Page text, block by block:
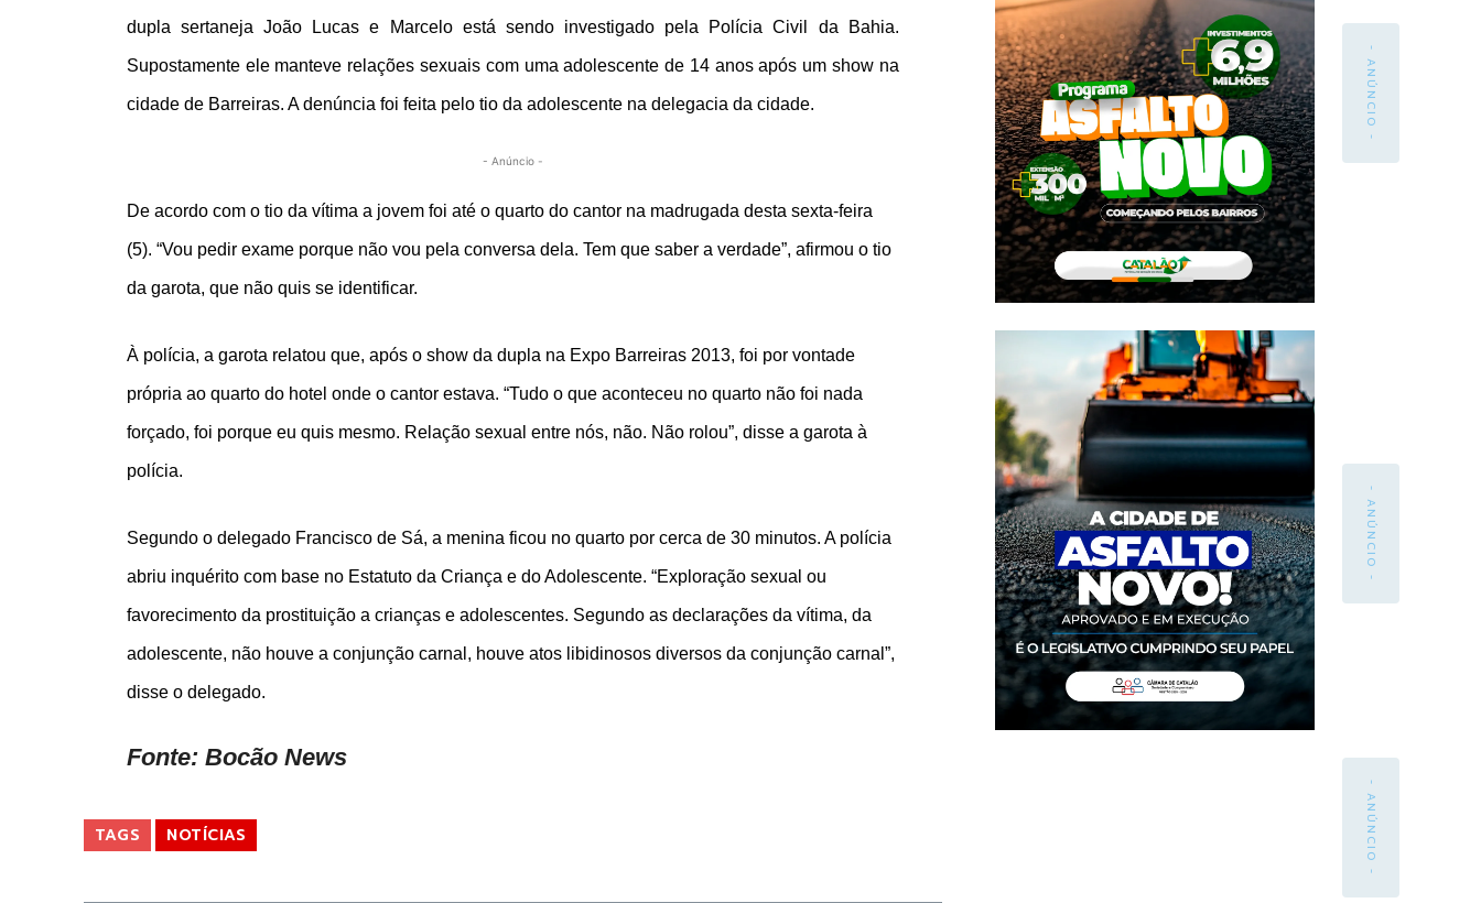
dupla sertaneja João Lucas e Marcelo está sendo investigado pela Polícia Civil da Bahia.
Supostamente ele manteve relações sexuais com uma adolescente de 14 anos após um show na
cidade de Barreiras. A denúncia foi feita pelo tio da adolescente na delegacia da cidade.
- Anúncio -
De acordo com o tio da vítima a jovem foi até o quarto do cantor na madrugada desta sexta-feira
(5). “Vou pedir exame porque não vou pela conversa dela. Tem que saber a verdade”, afirmou o tio
da garota, que não quis se identificar.
À polícia, a garota relatou que, após o show da dupla na Expo Barreiras 2013, foi por vontade
própria ao quarto do hotel onde o cantor estava. “Tudo o que aconteceu no quarto não foi nada
forçado, foi porque eu quis mesmo. Relação sexual entre nós, não. Não rolou”, disse a garota à
polícia.
Segundo o delegado Francisco de Sá, a menina ficou no quarto por cerca de 30 minutos. A polícia
abriu inquérito com base no Estatuto da Criança e do Adolescente. “Exploração sexual ou
favorecimento da prostituição a crianças e adolescentes. Segundo as declarações da vítima, da
adolescente, não houve a conjunção carnal, houve atos libidinosos diversos da conjunção carnal”,
disse o delegado.
Fonte: Bocão News
TAGS NOTÍCIAS
- ANÚNCIO -
- ANÚNCIO -
- ANÚNCIO -